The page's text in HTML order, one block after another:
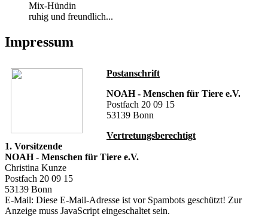
Mix-Hündin
ruhig und freundlich...
Impressum
Postanschrift
NOAH - Menschen für Tiere e.V.
Postfach 20 09 15
53139 Bonn
Vertretungsberechtigt
1. Vorsitzende
NOAH - Menschen für Tiere e.V.
Christina Kunze
Postfach 20 09 15
53139 Bonn
E-Mail: Diese E-Mail-Adresse ist vor Spambots geschützt! Zur
Anzeige muss JavaScript eingeschaltet sein.